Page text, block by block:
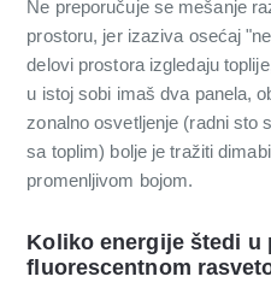
Ne preporučuje se mešanje
prostoru, jer izaziva osećaj
delovi prostora izgledaju
u istoj sobi imaš dva panela,
zonalno osvetljenje (radni sto
sa toplim) bolje je tražiti
promenljivom bojom.
Koliko energije štedi u
fluorescentnom